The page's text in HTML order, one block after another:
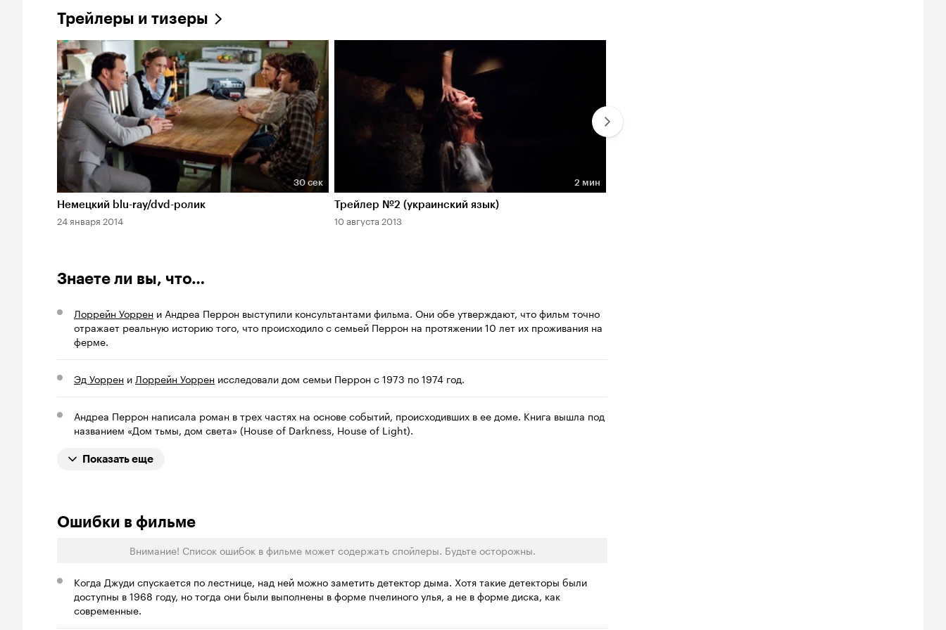
Трейлеры и тизеры
Длительность 30 сек
30 сек
Немецкий blu-ray/dvd-ролик
24 января 2014
Длительность 2 мин
2 мин
Трейлер №2 (украинский язык)
10 августа 2013
Знаете ли вы, что…
Лоррейн Уоррен и Андреа Перрон выступили консультантами фильма. Они обе утверждают, что фильм точно
отражает реальную историю того, что происходило с семьей Перрон на протяжении 10 лет их проживания на
ферме.
Эд Уоррен и Лоррейн Уоррен исследовали дом семьи Перрон с 1973 по 1974 год.
Андреа Перрон написала роман в трех частях на основе событий, происходивших в ее доме. Книга вышла под
названием «Дом тьмы, дом света» (House of Darkness, House of Light).
Показать еще
Ошибки в фильме
Внимание! Список ошибок в фильме может содержать спойлеры. Будьте осторожны.
Когда Джуди спускается по лестнице, над ней можно заметить детектор дыма. Хотя такие детекторы были
доступны в 1968 году, но тогда они были выполнены в форме пчелиного улья, а не в форме диска, как
современные.